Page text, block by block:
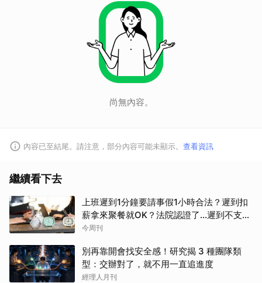
尚無內容。
內容已至結尾。請注意，部分內容可能未顯示。 查看資訊
繼續看下去
上班遲到1分鐘要請事假1小時合法？遲到扣
薪拿來聚餐就OK？法院認證了…遲到不支薪
這樣算
今周刊
別再靠開會找安全感！研究揭 3 種團隊類
型：交辦對了，就不用一直追進度
經理人月刊